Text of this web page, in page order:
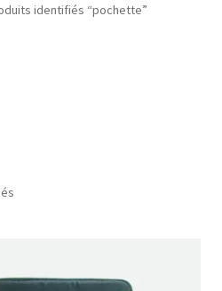
identifiés “pochette”